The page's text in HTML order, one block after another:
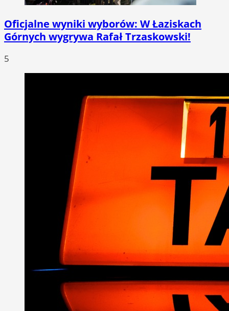
Oficjalne wyniki wyborów: W Łaziskach
Górnych wygrywa Rafał Trzaskowski!
5